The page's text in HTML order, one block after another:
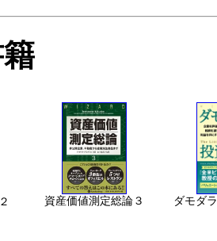
資産価値測定総論３ ダモダ